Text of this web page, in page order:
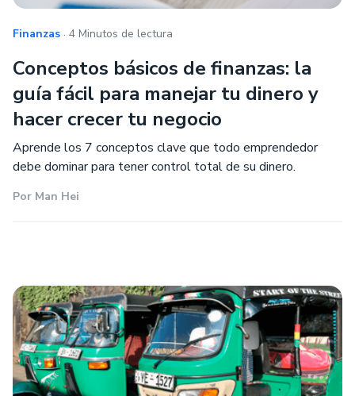
Finanzas . 4 Minutos de lectura
Conceptos básicos de finanzas: la
guía fácil para manejar tu dinero y
hacer crecer tu negocio
Aprende los 7 conceptos clave que todo emprendedor
debe dominar para tener control total de su dinero.
Por Man Hei